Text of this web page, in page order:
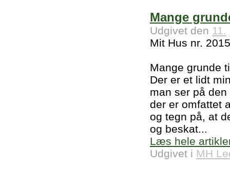
Mange
Udgivet den 11.
Mit Hus nr.
Mange grunde
Der er et lidt
man ser på
der er omfattet
og tegn på, at
og beskat...
Læs hele
Udgivet i MH